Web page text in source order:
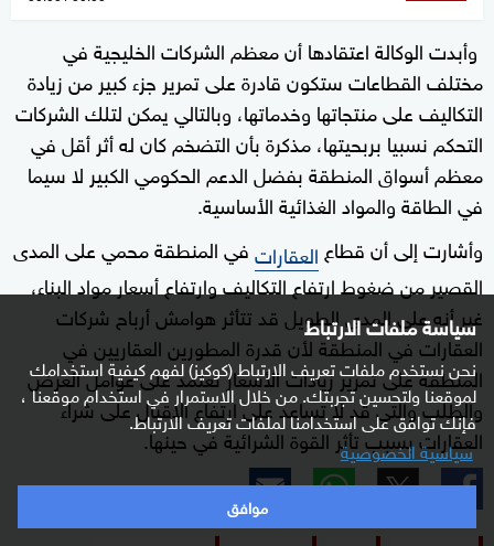
سياسة ملفات الارتباط
نحن نستخدم ملفات تعريف الارتباط (كوكيز) لفهم كيفية استخدامك
لموقعنا ولتحسين تجربتك. من خلال الاستمرار في استخدام موقعنا ،
فإنك توافق على استخدامنا لملفات تعريف الارتباط.
سياسية الخصوصية
موافق
seconds
وأبدت الوكالة اعتقادها أن معظم الشركات الخليجية في
مختلف القطاعات ستكون قادرة على تمرير جزء كبير من زيادة
التكاليف على منتجاتها وخدماتها، وبالتالي يمكن لتلك الشركات
التحكم نسبيا بربحيتها، مذكرة بأن التضخم كان له أثر أقل في
معظم أسواق المنطقة بفضل الدعم الحكومي الكبير لا سيما
في الطاقة والمواد الغذائية الأساسية.
وأشارت إلى أن قطاعالعقاراتفي المنطقة محمي على المدى
القصير من ضغوط ارتفاع التكاليف وارتفاع أسعار مواد البناء،
غير أنه على المدى الطويل قد تتأثر هوامش أرباح شركات
العقارات في المنطقة لأن قدرة المطورين العقاريين في
المنطقة على تمرير زيادات الأسعار تعتمد على عوامل العرض
والطلب والتي قد لا تساعد على ارتفاع الإقبال على شراء
العقارات بسبب تأثر القوة الشرائية في حينها.